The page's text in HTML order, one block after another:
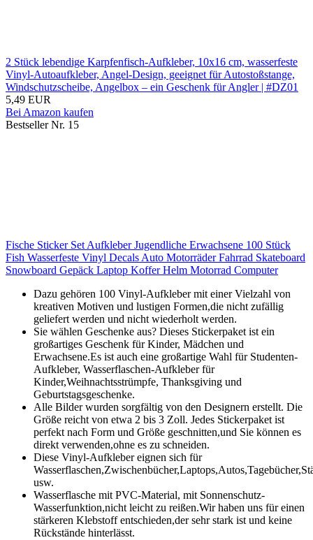
2 Stück lebendige Karpfenfisch-Aufkleber, 10x16 cm, wasserfeste
Vinyl-Autoaufkleber, Angel-Design, geeignet für Autostoßstange,
Windschutzscheibe, Angelbox – ein Geschenk für Angler | #DZ01
5,49 EUR
Bei Amazon kaufen
Bestseller Nr. 15
Fische Sticker Set Aufkleber Jugendliche Erwachsene 100 Stück
Fish Wasserfeste Vinyl Decals Auto Motorräder Fahrrad Skateboard
Snowboard Gepäck Laptop Koffer Helm Motorrad Computer
Dazu gehören 100 Vinyl-Aufkleber mit einer Vielzahl von
kreativen Motiven und lustigen Formen,die nicht zufällig
geliefert werden und nicht wiederholt werden.
Sie wählen Geschenke aus? Dieses Stickerpaket ist ein
großartiges Geschenk für Kinder, Mädchen und
Erwachsene.Es ist auch eine großartige Wahl für Studenten-
Aufkleber, Wasserflaschen-Aufkleber für
Kinder,Weihnachtsstrümpfe, Thanksgiving und
Geburtstagsgeschenke.
Alle Bilder wurden sorgfältig von den Designern erstellt. Die
Größe reicht von etwa 2 bis 3 Zoll. Jedes Stickerpaket ist
perfekt nach Form und Größe geschnitten,und Sie können es
direkt verwenden,ohne es zu schneiden.
Diese Vinyl-Aufkleber eignen sich für
usw.
Wasserflasche mit PVC-Material, mit Sonnenschutz-
Wasserfunktion,nicht leicht zu reißen.Wir haben uns für einen
stärkeren Klebstoff entschieden,der sehr stark ist und keine
Rückstände hinterlässt.